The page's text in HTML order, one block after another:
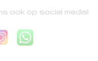
ook op social media!